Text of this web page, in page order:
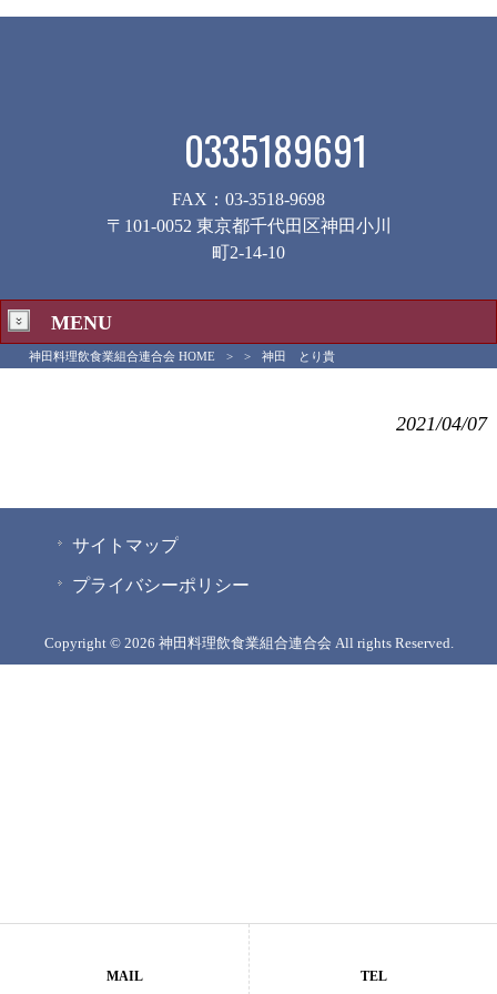
0335189691
FAX：03-3518-9698
〒101-0052 東京都千代田区神田小川
町2-14-10
MENU
神田料理飲食業組合連合会 HOME > > 神田 とり貴
2021/04/07
サイトマップ
プライバシーポリシー
Copyright © 2026 神田料理飲食業組合連合会 All rights Reserved.
MAIL TEL